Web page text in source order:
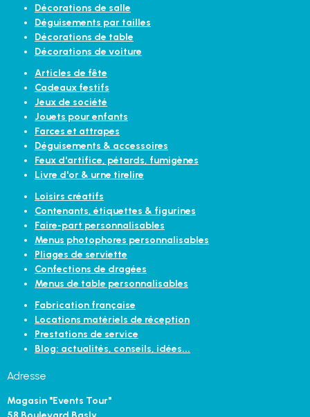
Décorations de salle
Déguisements par tailles
Décorations de table
Décorations de voiture
Articles de fête
Cadeaux festifs
Jeux de société
Jouets pour enfants
Farces et attrapes
Déguisements & accessoires
Feux d'artifice, pétards, fumigènes
Livre d'or & urne tirelire
Loisirs créatifs
Contenants, étiquettes & figurines
Faire-part personnalisables
Menus photophores personnalisables
Pliages de serviette
Confections de dragées
Menus de table personnalisables
Fabrication française
Locations matériels de réception
Prestations de service
Blog: actualités, conseils, idées...
Adresse
Magasin "Events Tour"